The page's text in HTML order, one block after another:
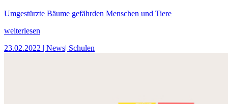
Umgestürzte Bäume gefährden Menschen und Tiere
weiterlesen
23.02.2022 | News| Schulen